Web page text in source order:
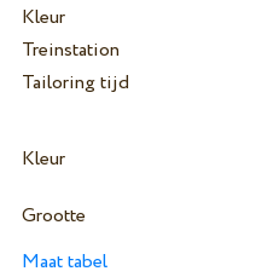
Kleur
Treinstation
Tailoring tijd
Kleur
Grootte
Maat tabel